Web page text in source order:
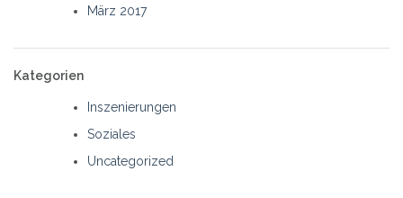
März 2017
Kategorien
Inszenierungen
Soziales
Uncategorized